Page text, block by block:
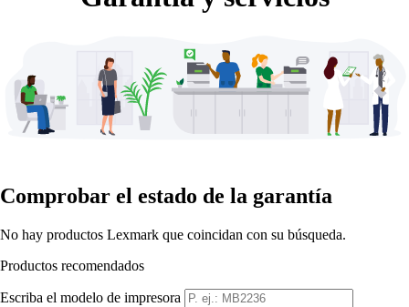
Comprobar el estado de la garantía
No hay productos Lexmark que coincidan con su búsqueda.
Productos recomendados
Escriba el modelo de impresora